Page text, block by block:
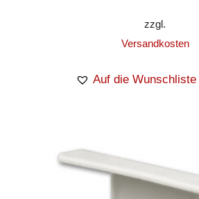
zzgl.
Versandkosten
Auf die